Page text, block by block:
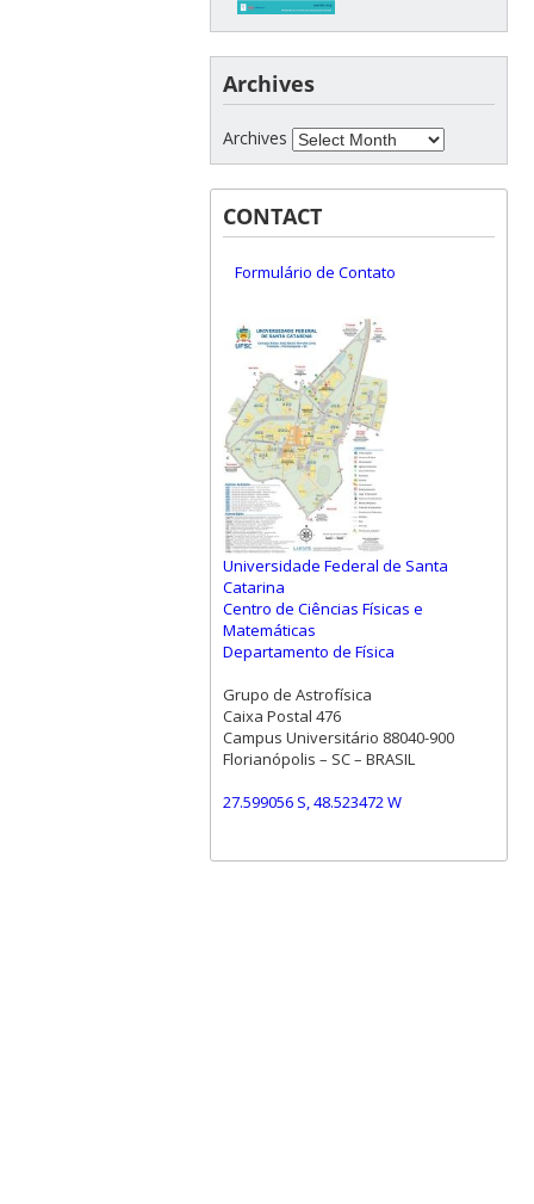
Archives
Archives
CONTACT
Formulário de Contato
Universidade Federal de Santa
Catarina
Centro de Ciências Físicas e
Matemáticas
Departamento de Física
Grupo de Astrofísica
Caixa Postal 476
Campus Universitário 88040-900
Florianópolis – SC – BRASIL
27.599056 S, 48.523472 W